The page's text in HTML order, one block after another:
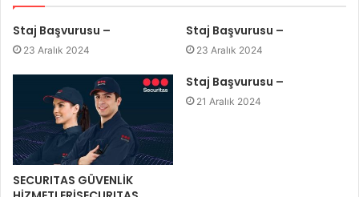
Staj Başvurusu –
23 Aralık 2024
Staj Başvurusu –
23 Aralık 2024
SECURITAS GÜVENLİK
Staj Başvurusu –
21 Aralık 2024